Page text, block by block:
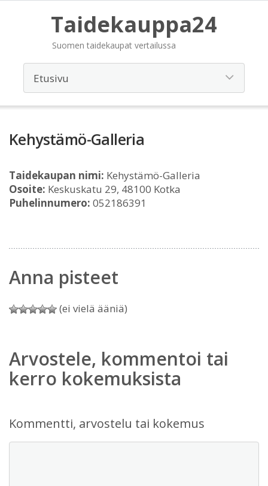
Taidekauppa24
Suomen taidekaupat vertailussa
Kehystämö-Galleria
Taidekaupan nimi: Kehystämö-Galleria
Osoite: Keskuskatu 29, 48100 Kotka
Puhelinnumero: 052186391
Anna pisteet
(ei vielä ääniä)
Arvostele, kommentoi tai
kerro kokemuksista
Kommentti, arvostelu tai kokemus